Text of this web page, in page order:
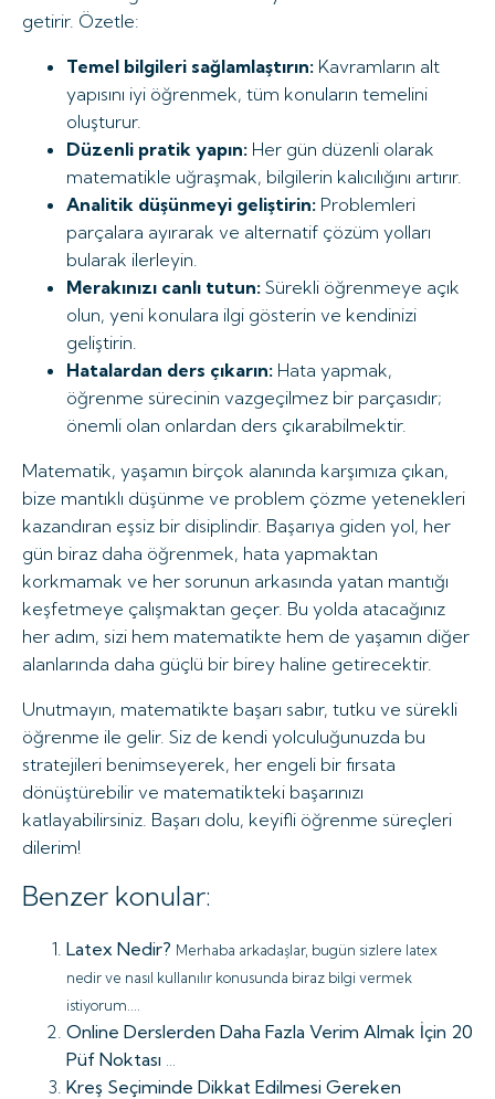
getirir. Özetle:
Temel bilgileri sağlamlaştırın: Kavramların alt
yapısını iyi öğrenmek, tüm konuların temelini
oluşturur.
Düzenli pratik yapın: Her gün düzenli olarak
matematikle uğraşmak, bilgilerin kalıcılığını artırır.
Analitik düşünmeyi geliştirin: Problemleri
parçalara ayırarak ve alternatif çözüm yolları
bularak ilerleyin.
Merakınızı canlı tutun: Sürekli öğrenmeye açık
olun, yeni konulara ilgi gösterin ve kendinizi
geliştirin.
Hatalardan ders çıkarın: Hata yapmak,
öğrenme sürecinin vazgeçilmez bir parçasıdır;
önemli olan onlardan ders çıkarabilmektir.
Matematik, yaşamın birçok alanında karşımıza çıkan,
bize mantıklı düşünme ve problem çözme yetenekleri
kazandıran eşsiz bir disiplindir. Başarıya giden yol, her
gün biraz daha öğrenmek, hata yapmaktan
korkmamak ve her sorunun arkasında yatan mantığı
keşfetmeye çalışmaktan geçer. Bu yolda atacağınız
her adım, sizi hem matematikte hem de yaşamın diğer
alanlarında daha güçlü bir birey haline getirecektir.
Unutmayın, matematikte başarı sabır, tutku ve sürekli
öğrenme ile gelir. Siz de kendi yolculuğunuzda bu
stratejileri benimseyerek, her engeli bir fırsata
dönüştürebilir ve matematikteki başarınızı
katlayabilirsiniz. Başarı dolu, keyifli öğrenme süreçleri
dilerim!
Benzer konular:
Latex Nedir? Merhaba arkadaşlar, bugün sizlere latex
nedir ve nasıl kullanılır konusunda biraz bilgi vermek
istiyorum....
Online Derslerden Daha Fazla Verim Almak İçin 20
Püf Noktası
Kreş Seçiminde Dikkat Edilmesi Gereken